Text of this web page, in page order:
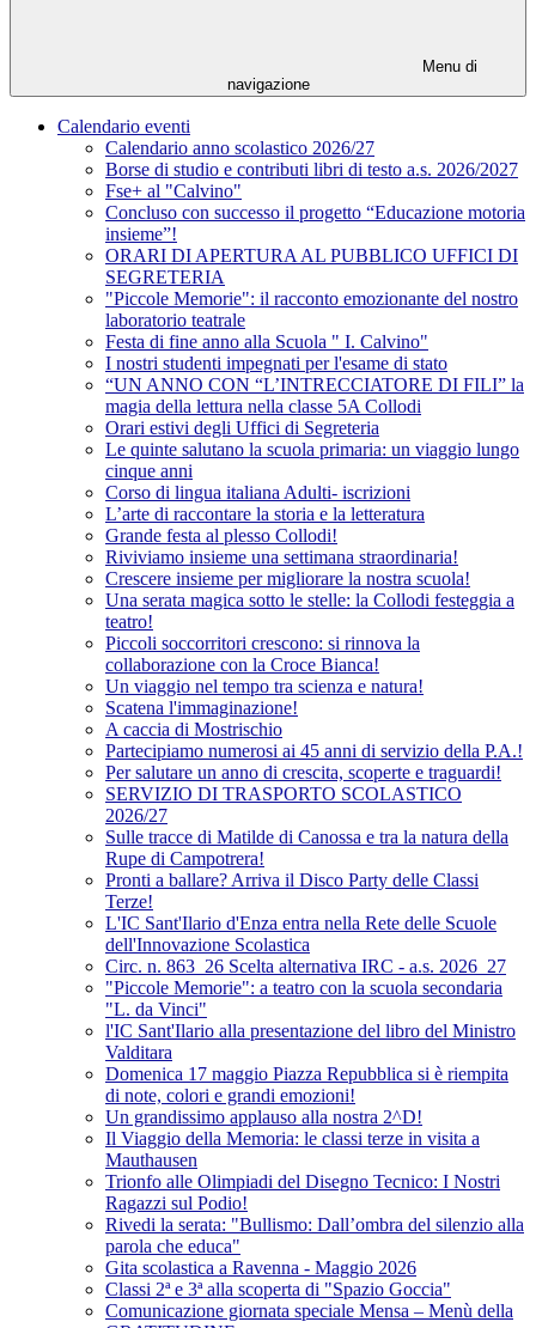
Menu di
navigazione
Calendario eventi
Calendario anno scolastico 2026/27
Borse di studio e contributi libri di testo a.s. 2026/2027
Fse+ al "Calvino"
Concluso con successo il progetto “Educazione motoria
insieme”!
ORARI DI APERTURA AL PUBBLICO UFFICI DI
SEGRETERIA
"Piccole Memorie": il racconto emozionante del nostro
laboratorio teatrale
Festa di fine anno alla Scuola " I. Calvino"
I nostri studenti impegnati per l'esame di stato
“UN ANNO CON “L’INTRECCIATORE DI FILI” la
magia della lettura nella classe 5A Collodi
Orari estivi degli Uffici di Segreteria
Le quinte salutano la scuola primaria: un viaggio lungo
cinque anni
Corso di lingua italiana Adulti- iscrizioni
L’arte di raccontare la storia e la letteratura
Grande festa al plesso Collodi!
Riviviamo insieme una settimana straordinaria!
Crescere insieme per migliorare la nostra scuola!
Una serata magica sotto le stelle: la Collodi festeggia a
teatro!
Piccoli soccorritori crescono: si rinnova la
collaborazione con la Croce Bianca!
Un viaggio nel tempo tra scienza e natura!
Scatena l'immaginazione!
A caccia di Mostrischio
Partecipiamo numerosi ai 45 anni di servizio della P.A.!
Per salutare un anno di crescita, scoperte e traguardi!
SERVIZIO DI TRASPORTO SCOLASTICO
2026/27
Sulle tracce di Matilde di Canossa e tra la natura della
Rupe di Campotrera!
Pronti a ballare? Arriva il Disco Party delle Classi
Terze!
L'IC Sant'Ilario d'Enza entra nella Rete delle Scuole
dell'Innovazione Scolastica
Circ. n. 863_26 Scelta alternativa IRC - a.s. 2026_27
"Piccole Memorie": a teatro con la scuola secondaria
"L. da Vinci"
l'IC Sant'Ilario alla presentazione del libro del Ministro
Valditara
Domenica 17 maggio Piazza Repubblica si è riempita
di note, colori e grandi emozioni!
Un grandissimo applauso alla nostra 2^D!
Il Viaggio della Memoria: le classi terze in visita a
Mauthausen
Trionfo alle Olimpiadi del Disegno Tecnico: I Nostri
Ragazzi sul Podio!
Rivedi la serata: "Bullismo: Dall’ombra del silenzio alla
parola che educa"
Gita scolastica a Ravenna - Maggio 2026
Classi 2ª e 3ª alla scoperta di "Spazio Goccia"
Comunicazione giornata speciale Mensa – Menù della